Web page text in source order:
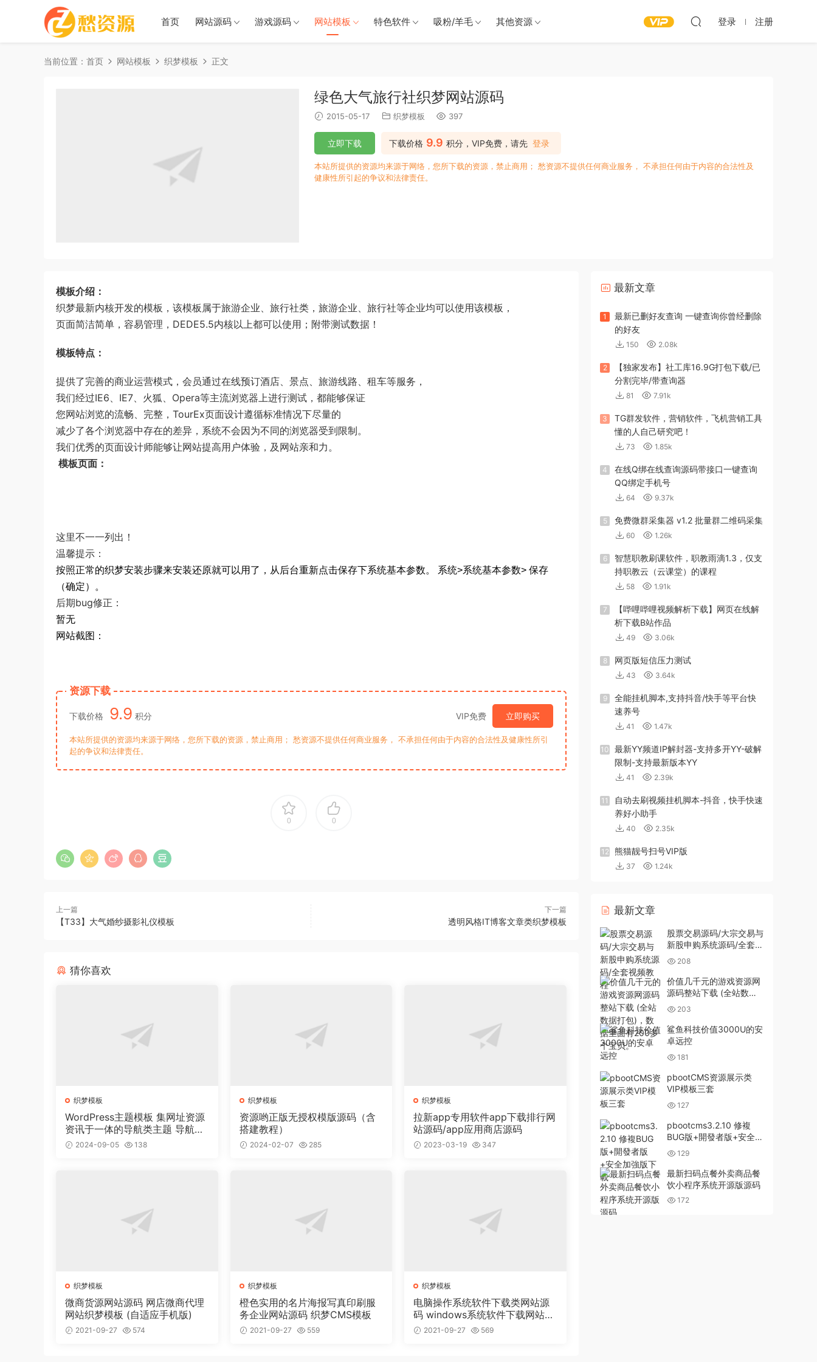
首页 网站源码 游戏源码 网站模板 特色软件 吸粉/羊毛 其他资源 登录 注册
当前位置： 首页 网站模板 织梦模板 正文
绿色大气旅行社织梦网站源码
2015-05-17 织梦模板 397
下载价格 9.9 积分，VIP免费，请先 登录
立即下载
本站所提供的资源均来源于网络，您所下载的资源，禁止商用； 愁资源不提供任何商业服务， 不承担任何由于内容的合法性及
健康性所引起的争议和法律责任。
模板介绍：
织梦最新内核开发的模板，该模板属于旅游企业、旅行社类，旅游企业、旅行社等企业均可以使用该模板，
页面简洁简单，容易管理，DEDE5.5内核以上都可以使用；附带测试数据！
模板特点：
提供了完善的商业运营模式，会员通过在线预订酒店、景点、旅游线路、租车等服务，
我们经过IE6、IE7、火狐、Opera等主流浏览器上进行测试，都能够保证
您网站浏览的流畅、完整，TourEx页面设计遵循标准情况下尽量的
减少了各个浏览器中存在的差异，系统不会因为不同的浏览器受到限制。
我们优秀的页面设计师能够让网站提高用户体验，及网站亲和力。
模板页面：
这里不一一列出！
温馨提示：
按照正常的织梦安装步骤来安装还原就可以用了，从后台重新点击保存下系统基本参数。 系统>系统基本参数> 保存
（确定）。
后期bug修正：
暂无
网站截图：
资源下载
下载价格 9.9 积分 VIP免费 立即购买
本站所提供的资源均来源于网络，您所下载的资源，禁止商用； 愁资源不提供任何商业服务， 不承担任何由于内容的合法性及健康性所引
起的争议和法律责任。
0 0
上一篇
【T33】大气婚纱摄影礼仪模板
下一篇
透明风格IT博客文章类织梦模板
猜你喜欢
织梦模板
WordPress主题模板 集网址资源
资讯于一体的导航类主题 导航主
题垂直行业模板
2024-09-05 138
织梦模板
资源哟正版无授权模版源码（含
搭建教程）
2024-02-07 285
织梦模板
拉新app专用软件app下载排行网
站源码/app应用商店源码
2023-03-19 347
织梦模板
微商货源网站源码 网店微商代理
网站织梦模板 (自适应手机版)
2021-09-27 574
织梦模板
橙色实用的名片海报写真印刷服
务企业网站源码 织梦CMS模板
2021-09-27 559
织梦模板
电脑操作系统软件下载类网站源
码 windows系统软件下载网站织
梦模板
2021-09-27 569
最新文章
1
最新已删好友查询 一键查询你曾经删除
的好友
150 2.08k
2
【独家发布】社工库16.9G打包下载/已
分割完毕/带查询器
81 7.91k
3
TG群发软件，营销软件，飞机营销工具
懂的人自己研究吧！
73 1.85k
4
在线Q绑在线查询源码带接口一键查询
QQ绑定手机号
64 9.37k
5 免费微群采集器 v1.2 批量群二维码采集
60 1.26k
6
智慧职教刷课软件，职教雨滴1.3，仅支
持职教云（云课堂）的课程
58 1.91k
7
【哔哩哔哩视频解析下载】网页在线解
析下载B站作品
49 3.06k
8 网页版短信压力测试
43 3.64k
9
全能挂机脚本,支持抖音/快手等平台快
速养号
41 1.47k
10
最新YY频道IP解封器-支持多开YY-破解
限制-支持最新版本YY
41 2.39k
11
自动去刷视频挂机脚本-抖音，快手快速
养好小助手
40 2.35k
12 熊猫靓号扫号VIP版
37 1.24k
最新文章
股票交易源码/大宗交易与
新股申购系统源码/全套视
频教程
208
价值几千元的游戏资源网
源码整站下载 (全站数据
打包)，数据里面有200多
个宝贝。
203
鲨鱼科技价值3000U的安
卓远控
181
pbootCMS资源展示类
VIP模板三套
127
pbootcms3.2.10 修複
BUG版+開發者版+安全加
強版下載
129
最新扫码点餐外卖商品餐
饮小程序系统开源版源码
172